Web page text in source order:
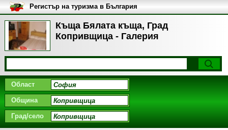
Къща Бялата къща, Град
Копривщица - Галерия
Регистър на туризма в България
Област
Община
Град/село